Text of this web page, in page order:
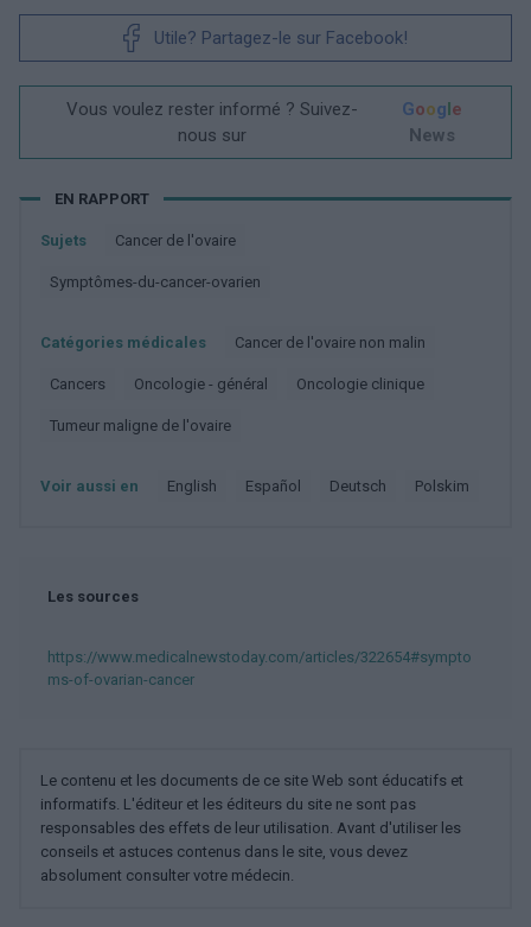
Utile? Partagez-le sur Facebook!
Vous voulez rester informé ? Suivez-
nous sur
Google
News
EN RAPPORT
Sujets Cancer de l'ovaire
Symptômes-du-cancer-ovarien
Catégories médicales Cancer de l'ovaire non malin
Cancers Oncologie - général Oncologie clinique
Tumeur maligne de l'ovaire
Voir aussi en english español deutsch polskim
Les sources
https://www.medicalnewstoday.com/articles/322654#sympto
ms-of-ovarian-cancer
Le contenu et les documents de ce site Web sont éducatifs et
informatifs. L'éditeur et les éditeurs du site ne sont pas
responsables des effets de leur utilisation. Avant d'utiliser les
conseils et astuces contenus dans le site, vous devez
absolument consulter votre médecin.